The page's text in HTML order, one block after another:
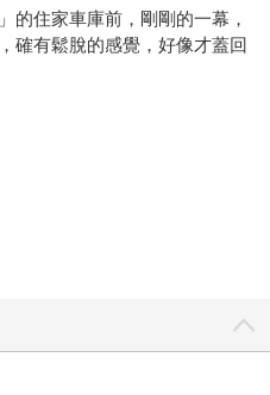
的住家車庫前，剛剛的一幕，
確有鬆脫的感覺，好像才蓋回